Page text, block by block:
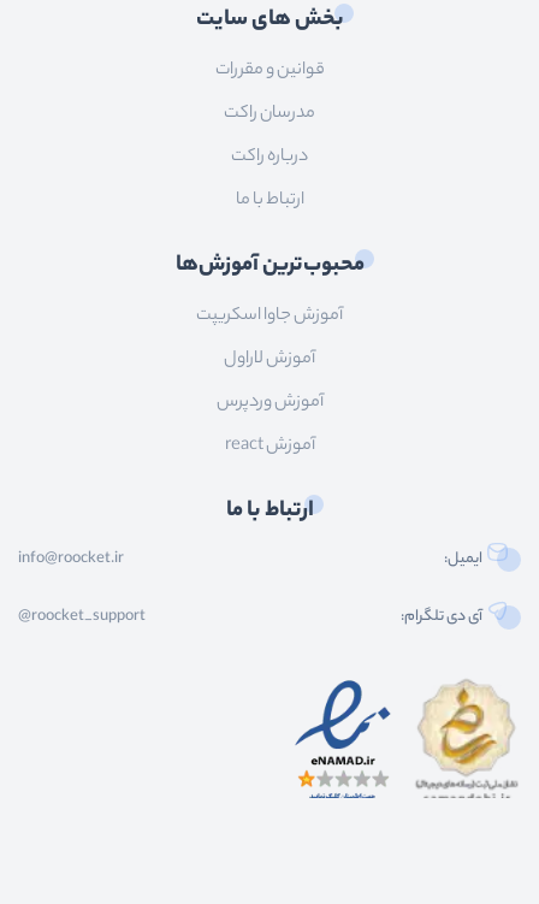
بخش های سایت
قوانین و مقررات
مدرسان راکت
درباره راکت
ارتباط با ما
محبوب‌ترین آموزش‌ها
آموزش جاوا اسکریپت
آموزش لاراول
آموزش وردپرس
آموزش react
ارتباط با ما
ایمیل: info@roocket.ir
آی دی تلگرام: @roocket_support